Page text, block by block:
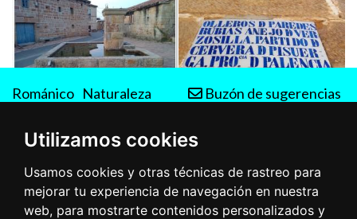
Utilizamos cookies
Usamos cookies y otras técnicas de rastreo para
mejorar tu experiencia de navegación en nuestra
web, para mostrarte contenidos personalizados y
Románico Naturaleza
Buzón de sugerencias